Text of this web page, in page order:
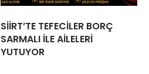
SİİRT’TE TEFECİLER BORÇ
SARMALI İLE AİLELERİ
YUTUYOR